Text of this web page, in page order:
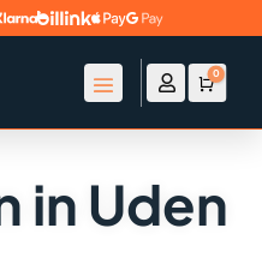
 Account
0
in Uden